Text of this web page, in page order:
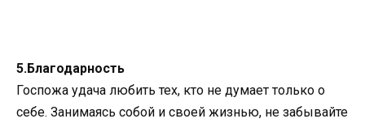
5.Благодарность
Госпожа удача любить тех, кто не думает только о
себе. Занимаясь собой и своей жизнью, не забывайте